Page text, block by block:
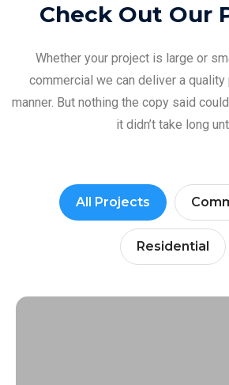
Check Out Our
Whether your project is large or
commercial we can deliver a
manner. But nothing the copy said
it didn’t take long
All Projects
Residential